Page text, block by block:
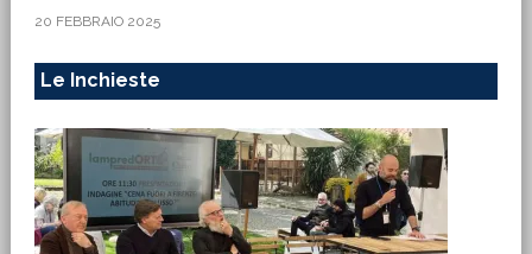
20 FEBBRAIO 2025
Le Inchieste